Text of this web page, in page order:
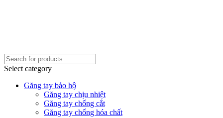
Select category
Găng tay bảo hộ
Găng tay chịu nhiệt
Găng tay chống cắt
Găng tay chống hóa chất